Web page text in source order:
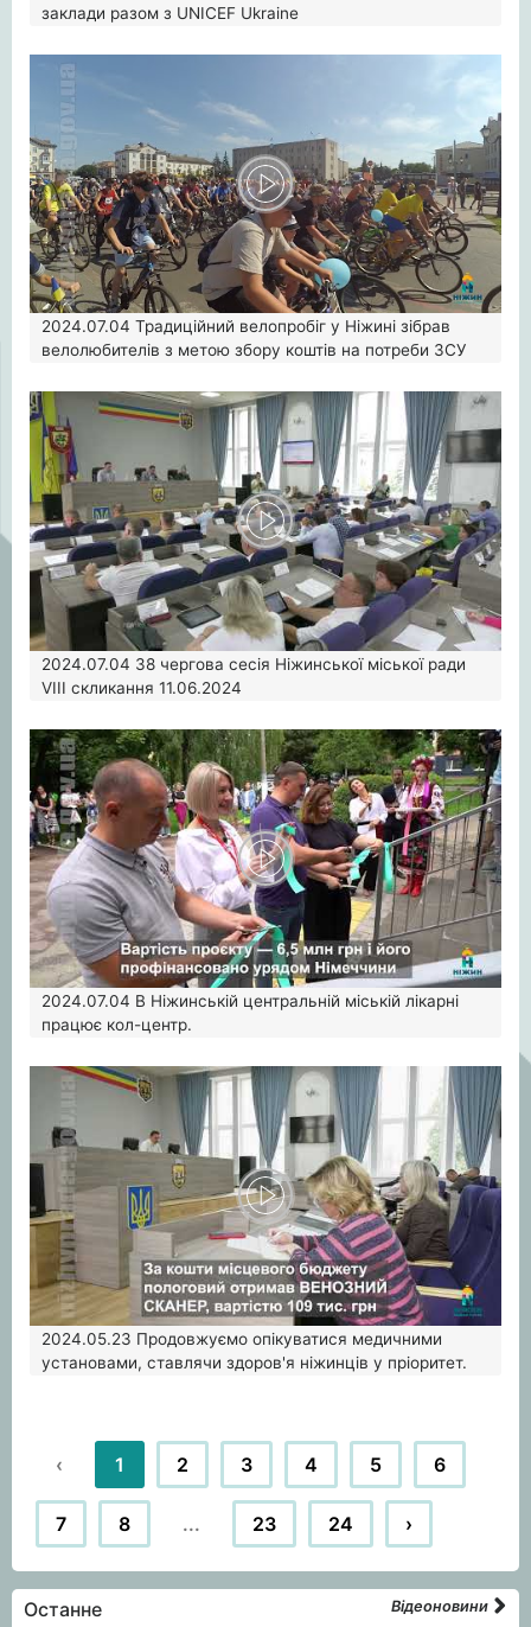
заклади разом з UNICEF Ukraine
2024.07.04 Традиційний велопробіг у Ніжині зібрав
велолюбителів з метою збору коштів на потреби ЗСУ
2024.07.04 38 чергова сесія Ніжинської міської ради
VIII скликання 11.06.2024
2024.07.04 В Ніжинській центральній міській лікарні
працює кол-центр.
2024.05.23 Продовжуємо опікуватися медичними
установами, ставлячи здоров'я ніжинців у пріоритет.
‹ 1 2 3 4 5 6
7 8 ... 23 24 ›
Останне Відеоновини